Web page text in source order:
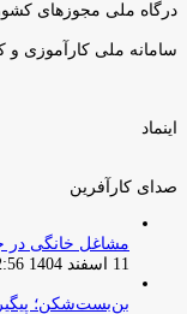
درگاه ملی مجوزهای
سامانه ملی کارآموزی و
اینماد
صدای کارآفرین
مشاغل خانگی در
11 اسفند 1404 22:56
بن‌بست‌شکن؛